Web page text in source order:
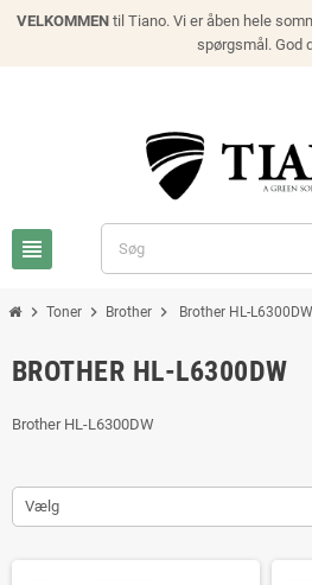
VELKOMMENtil Tiano. Vi er åben hele
spørgsmål. God
view_headline
chevron_right Toner chevron_right Brother chevron_right Brother HL-L6300DW
BROTHER HL-L6300DW
Brother HL-L6300DW
Vælg